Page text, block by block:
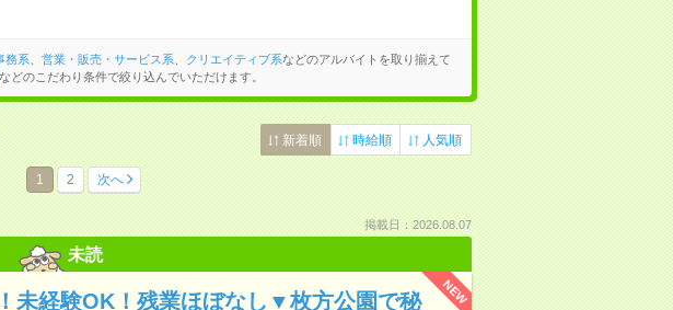
務系 営業・販売・サービス系 クリエイティブ系などのアルバイトを取り揃えて
どのこだわり条件で絞り込んでいただけます。
新着順 時給順 人気順
1 2 次へ
掲載日：2026.08.07
未読
NEW
未経験OK！残業ほぼなし▼枚方公園で秘